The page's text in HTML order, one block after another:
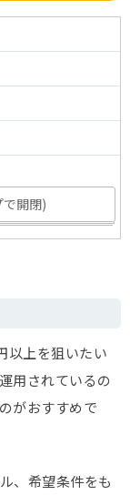
開閉)
以上を狙いたい
用されているの
がおすすめで
、希望条件をも